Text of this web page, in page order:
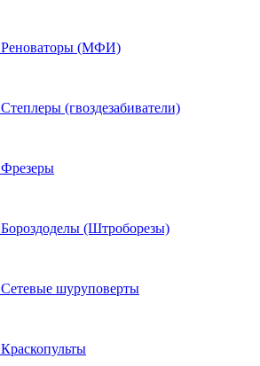
Реноваторы (МФИ)
Степлеры (гвоздезабиватели)
Фрезеры
Бороздоделы (Штроборезы)
Сетевые шуруповерты
Краскопульты